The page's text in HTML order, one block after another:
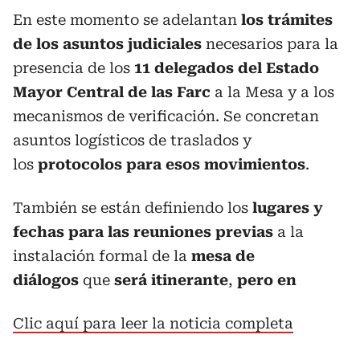
En este momento se adelantan los trámites
de los asuntos judiciales necesarios para la
presencia de los 11 delegados del Estado
Mayor Central de las Farc a la Mesa y a los
mecanismos de verificación. Se concretan
asuntos logísticos de traslados y
los protocolos para esos movimientos.
También se están definiendo los lugares y
fechas para las reuniones previas a la
instalación formal de la mesa de
diálogos que será itinerante, pero en
Clic aquí para leer la noticia completa